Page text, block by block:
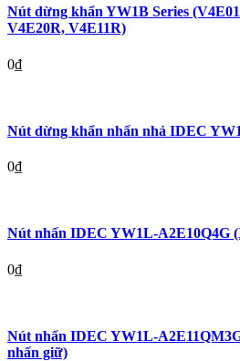
Nút dừng khẩn YW1B Series
V4E20R, V4E11R)
0₫
Nút dừng khẩn nhấn nhả IDEC
0₫
Nút nhấn IDEC YW1L-A2E10Q4G
0₫
Nút nhấn IDEC YW1L-
nhấn giữ)